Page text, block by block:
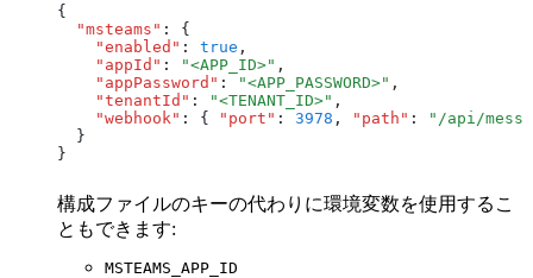
{
  "msteams"
:
{
    "enabled"
: true ,
    "appId"
: "<APP_ID>" ,
    "appPassword"
: "<APP_PASSWORD>" ,
    "tenantId"
: "<TENANT_ID>" ,
    "webhook"
: { "port" : 3978 , "path" :
"/api/
  }
}
構成ファイルのキーの代わりに環境変数を使用するこ
ともできます:
MSTEAMS_APP_ID